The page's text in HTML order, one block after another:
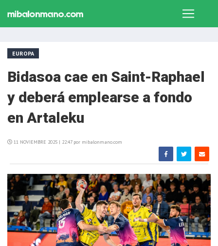
EUROPA
Bidasoa cae en Saint-Raphael
y deberá emplearse a fondo
en Artaleku
11 NOVIEMBRE 2025 | 22:47 por mibalonmano.com